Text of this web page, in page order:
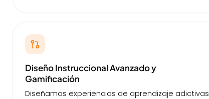
Diseño Instruccional Avanzado y
Gamificación
Diseñamos experiencias de aprendizaje adictivas